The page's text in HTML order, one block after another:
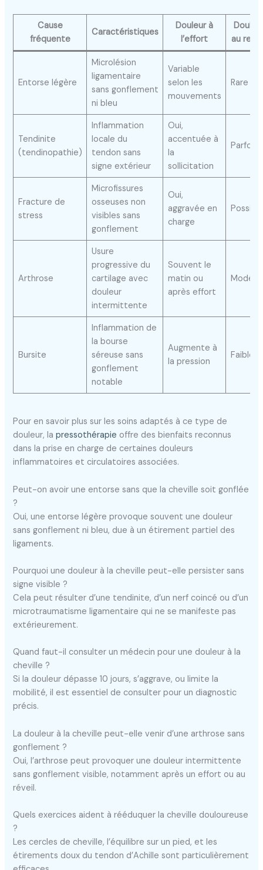
Cause
fréquente
Caractéristiques
Douleur à
l’effort
au
Entorse légère
Microlésion
ligamentaire
sans gonflement
ni bleu
Variable
selon les
mouvements
Rare
Tendinite
(tendinopathie)
Inflammation
locale du
tendon sans
signe extérieur
Oui,
accentuée à
la
sollicitation
Parfois
Fracture de
stress
Microfissures
osseuses non
visibles sans
gonflement
Oui,
aggravée en
charge
Possible
Arthrose
Usure
progressive du
cartilage avec
douleur
intermittente
Souvent le
matin ou
après effort
Bursite
Inflammation de
la bourse
séreuse sans
gonflement
notable
Augmente à
la pression
Faible
Pour en savoir plus sur les soins adaptés à ce type de
douleur, lapressothérapie offre des bienfaits reconnus
dans la prise en charge de certaines douleurs
inflammatoires et circulatoires associées.
Peut-on avoir une entorse sans que la cheville soit gonflée
?
Oui, une entorse légère provoque souvent une douleur
sans gonflement ni bleu, due à un étirement partiel des
ligaments.
Pourquoi une douleur à la cheville peut-elle persister sans
signe visible ?
Cela peut résulter d’une tendinite, d’un nerf coincé ou d’un
microtraumatisme ligamentaire qui ne se manifeste pas
extérieurement.
Quand faut-il consulter un médecin pour une douleur à la
cheville ?
Si la douleur dépasse 10 jours, s’aggrave, ou limite la
mobilité, il est essentiel de consulter pour un diagnostic
précis.
La douleur à la cheville peut-elle venir d’une arthrose sans
gonflement ?
Oui, l’arthrose peut provoquer une douleur intermittente
sans gonflement visible, notamment après un effort ou au
réveil.
Quels exercices aident à rééduquer la cheville douloureuse
?
Les cercles de cheville, l’équilibre sur un pied, et les
étirements doux du tendon d’Achille sont particulièrement